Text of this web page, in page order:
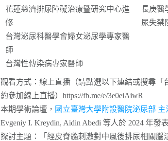
花蓮慈濟排尿障礙治療暨研究中心進
修
台灣泌尿科醫學會婦女泌尿學專家醫
師
台灣性傳染病專家醫師
長庚醫
尿失禁
觀看方式：線上直播（請點選以下連結或搜尋「
約參加線上直播） https://fb.me/e/3e0eiAiwR
本期學術論壇， 國立臺灣大學附設醫院泌尿部
Evgeniy I. Kreydin, Aidin Abedi 等人於 2024 年發
探討主題：「經皮脊髓刺激對中風後排尿相關腦